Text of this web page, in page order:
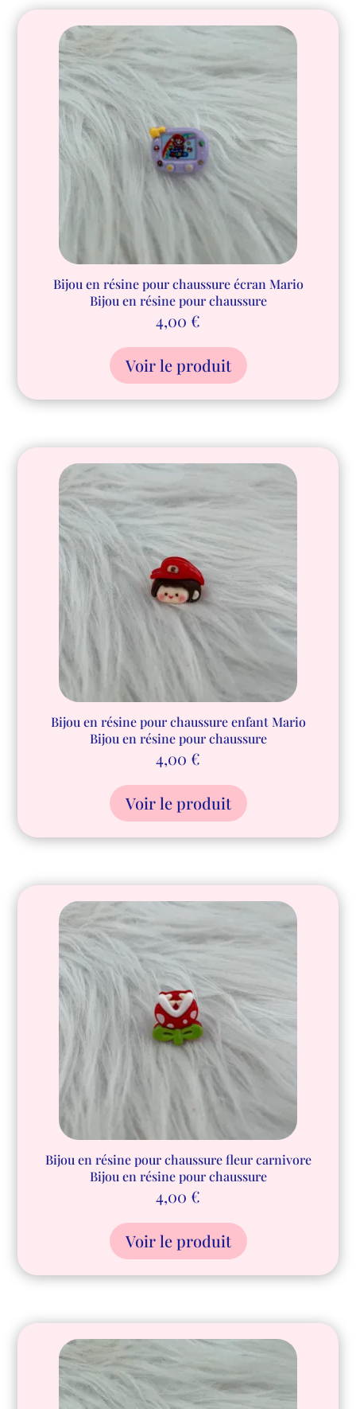
Bijou en résine pour chaussure écran Mario
Bijou en résine pour chaussure
4,00 €
Voir le produit
Bijou en résine pour chaussure enfant Mario
Bijou en résine pour chaussure
4,00 €
Voir le produit
Bijou en résine pour chaussure fleur carnivore
Bijou en résine pour chaussure
4,00 €
Voir le produit